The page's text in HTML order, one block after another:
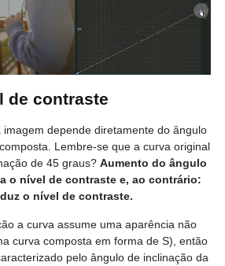
de contraste
depende diretamente do ângulo
Lembre-se que a curva original
de 45 graus? Aumento do ângulo
o nível de contraste e, ao contrário:
o nível de contraste.
a curva assume uma aparência não
curva composta em forma de S), então
pelo ângulo de inclinação da